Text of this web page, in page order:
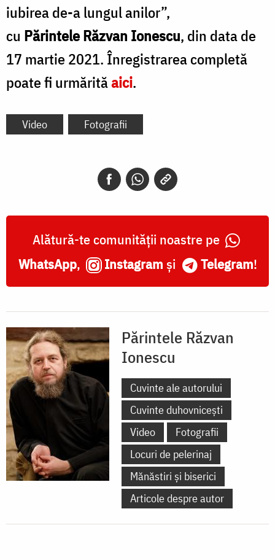
iubirea de-a lungul anilor”,
cu Părintele Răzvan Ionescu, din data de
17 martie 2021. Înregistrarea completă
poate fi urmărităaici.
Video Fotografii
Alătură-te comunității noastre pe
WhatsApp, Instagram și Telegram!
Părintele Răzvan
Ionescu
Cuvinte ale autorului
Cuvinte duhovnicești
Video
Fotografii
Locuri de pelerinaj
Mănăstiri și biserici
Articole despre autor